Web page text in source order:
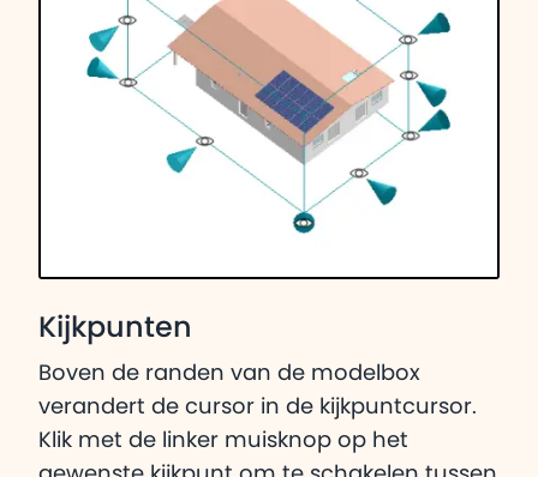
Kijkpunten
Boven de randen van de modelbox
verandert de cursor in de kijkpuntcursor.
Klik met de linker muisknop op het